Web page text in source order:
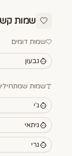
שמות
שמות דומים
גבעון
שמות
ג'י
גיתאי
גרי